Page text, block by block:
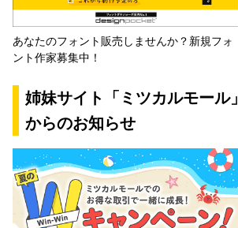
あなたのフォント販売しませんか？新規フォ
ント作家募集中！
姉妹サイト「ミツカルモール」
からのお知らせ